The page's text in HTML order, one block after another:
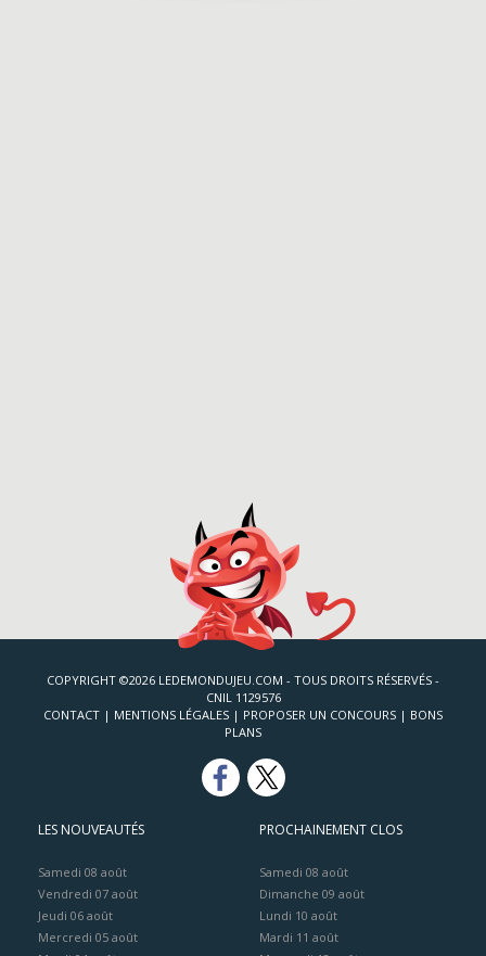
COPYRIGHT ©2026 LEDEMONDUJEU.COM - TOUS DROITS RÉSERVÉS -
CNIL 1129576
CONTACT | MENTIONS LÉGALES | PROPOSER UN CONCOURS | BONS
PLANS
LES NOUVEAUTÉS
Samedi 08 août
Vendredi 07 août
Jeudi 06 août
Mercredi 05 août
PROCHAINEMENT CLOS
Samedi 08 août
Dimanche 09 août
Lundi 10 août
Mardi 11 août